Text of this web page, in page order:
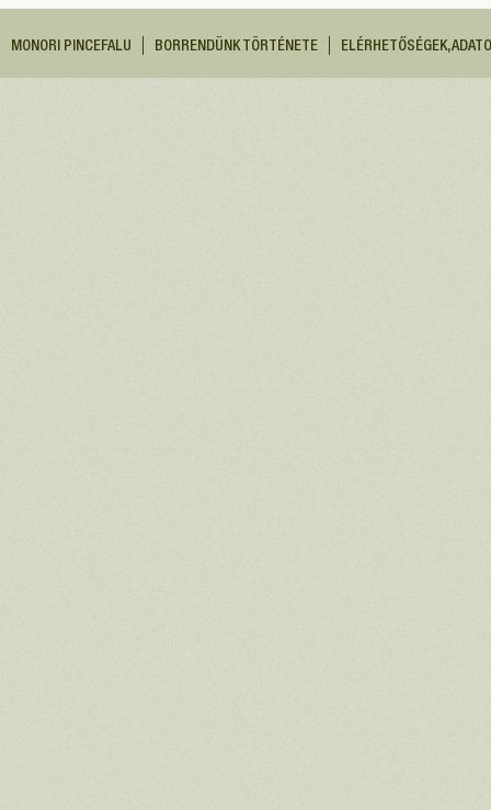
MONORI PINCEFALU BORRENDÜNK TÖRTÉNETE ELÉRHETŐSÉGEK,